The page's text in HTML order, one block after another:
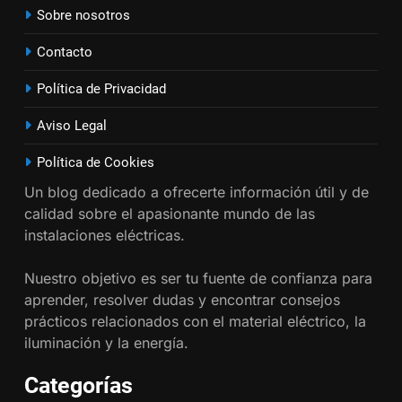
INSTALACIONES ELÉCTRICAS
18
instalación eléctrica en casa.
INSTALACIONES ELÉCTRICAS
1
Sobre nosotros
Contacto
Política de Privacidad
Aviso Legal
Política de Cookies
Un blog dedicado a ofrecerte información útil y de
calidad sobre el apasionante mundo de las
instalaciones eléctricas.
Nuestro objetivo es ser tu fuente de confianza para
aprender, resolver dudas y encontrar consejos
prácticos relacionados con el material eléctrico, la
iluminación y la energía.
Categorías